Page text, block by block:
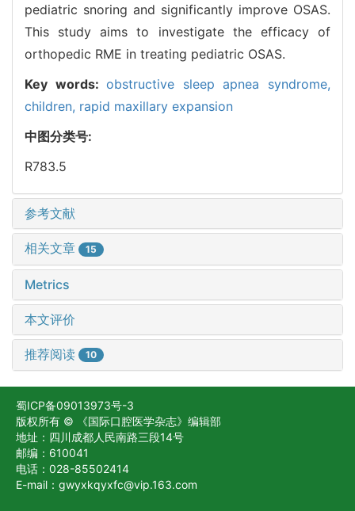
pediatric snoring and significantly improve OSAS.
This study aims to investigate the efficacy of
orthopedic RME in treating pediatric OSAS.
Key words:obstructive sleep apnea syndrome,
children, rapid maxillary expansion
中图分类号:
R783.5
参考文献
相关文章 15
Metrics
本文评价
推荐阅读 10
蜀ICP备09013973号-3
版权所有 © 《国际口腔医学杂志》编辑部
地址：四川成都人民南路三段14号
邮编：610041
电话：028-85502414
E-mail：gwyxkqyxfc@vip.163.com